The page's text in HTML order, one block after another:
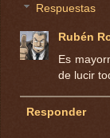
Respuestas
Rubén
Es
de lucir
Responder